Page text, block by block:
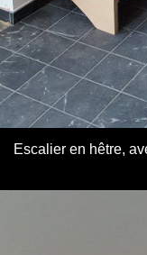
Escalier en hêtre,